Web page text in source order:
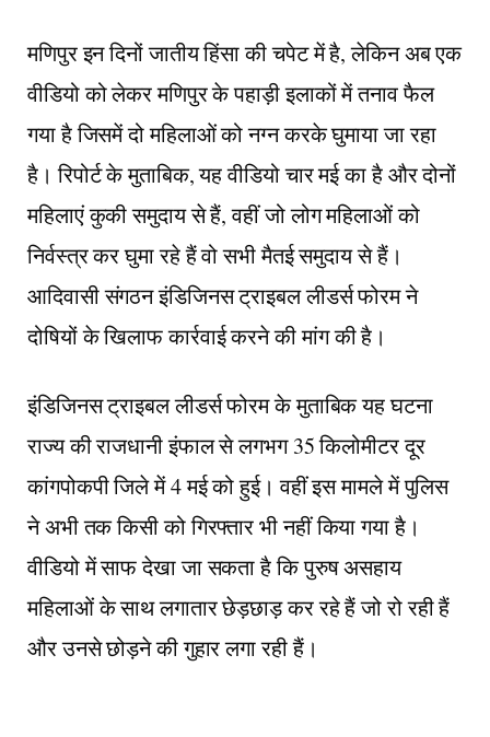
मणिपुर इन दिनों जातीय हिंसा की चपेट में है, लेकिन अब एक
वीडियो को लेकर मणिपुर के पहाड़ी इलाकों में तनाव फैल
गया है जिसमें दो महिलाओं को नग्न करके घुमाया जा रहा
है। रिपोर्ट के मुताबिक, यह वीडियो चार मई का है और दोनों
महिलाएं कुकी समुदाय से हैं, वहीं जो लोग महिलाओं को
निर्वस्त्र कर घुमा रहे हैं वो सभी मैतई समुदाय से हैं।
आदिवासी संगठन इंडिजिनस ट्राइबल लीडर्स फोरम ने
दोषियों के खिलाफ कार्रवाई करने की मांग की है।
इंडिजिनस ट्राइबल लीडर्स फोरम के मुताबिक यह घटना
राज्य की राजधानी इंफाल से लगभग 35 किलोमीटर दूर
कांगपोकपी जिले में 4 मई को हुई। वहीं इस मामले में पुलिस
ने अभी तक किसी को गिरफ्तार भी नहीं किया गया है।
वीडियो में साफ देखा जा सकता है कि पुरुष असहाय
महिलाओं के साथ लगातार छेड़छाड़ कर रहे हैं जो रो रही हैं
और उनसे छोड़ने की गुहार लगा रही हैं।